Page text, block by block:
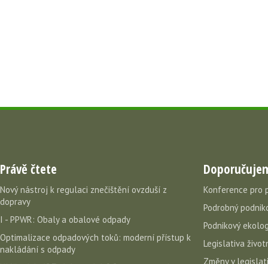
Právě čtete
Nový nástroj k regulaci znečištění ovzduší z
dopravy
I - PPWR: Obaly a obalové odpady
Optimalizace odpadových toků: moderní přístup k
nakládání s odpady
Konference pro
Podrobný
Podnikový
Legislativa
Změny v